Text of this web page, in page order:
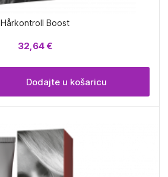
Hårkontroll Boost
32,64 €
Dodajte u košaricu